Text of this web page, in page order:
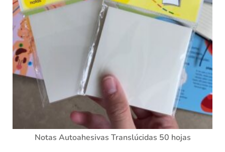
Notas Autoahesivas Translúcidas 50 hojas